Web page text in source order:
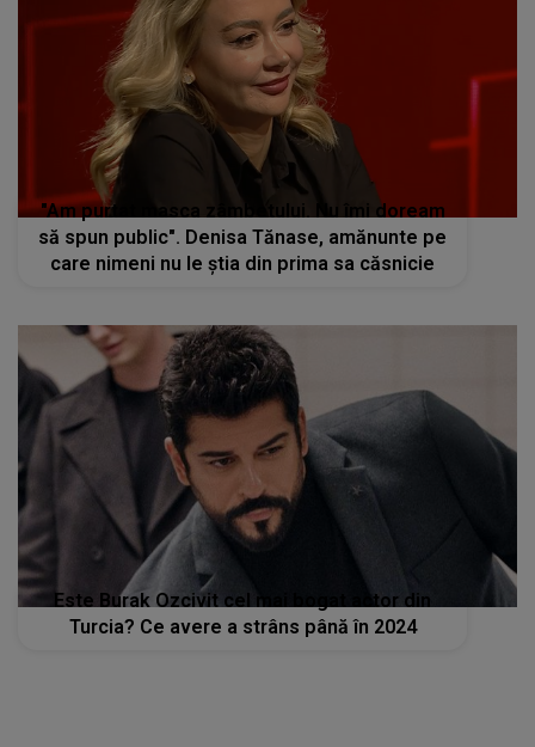
"Am purtat masca zâmbetului. Nu îmi doream
să spun public". Denisa Tănase, amănunte pe
care nimeni nu le știa din prima sa căsnicie
Este Burak Ozcivit cel mai bogat actor din
Turcia? Ce avere a strâns până în 2024